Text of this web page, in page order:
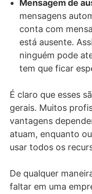
Mensagem de
mensagens
conta com
está ausente.
ninguém pode
tem que ficar
É claro que esses
gerais. Muitos
vantagens
atuam, enquanto
usar todos os
De qualquer
faltar em uma